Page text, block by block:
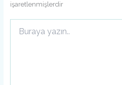
işaretlenmişlerdir
yazın..